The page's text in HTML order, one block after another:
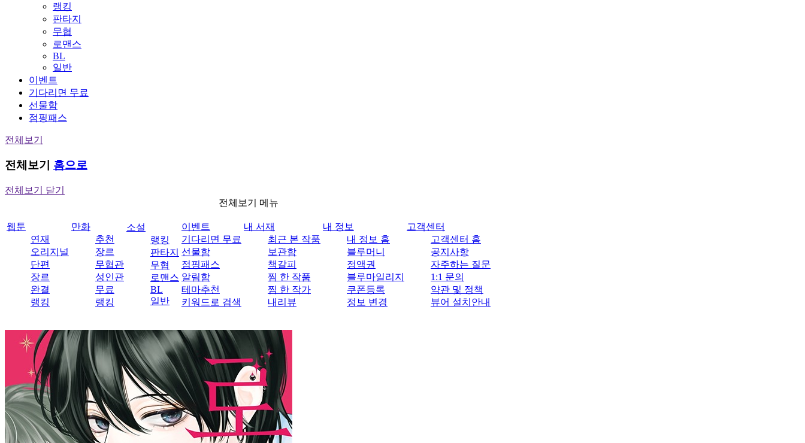
랭킹
판타지
무협
로맨스
BL
일반
이벤트
기다리면 무료
선물함
점핑패스
전체보기
전체보기 홈으로
전체보기 닫기
전체보기 메뉴
웹툰
연재
오리지널
단편
장르
완결
랭킹
만화
추천
장르
무협관
성인관
무료
랭킹
소설
랭킹
판타지
무협
로맨스
BL
일반
이벤트
기다리면 무료
선물함
점핑패스
알림함
테마추천
키워드로 검색
내 서재
최근 본 작품
보관함
책갈피
찜 한 작품
찜 한 작가
내리뷰
내 정보
내 정보 홈
블루머니
정액권
블루마일리지
쿠폰등록
정보 변경
고객센터
고객센터 홈
공지사항
자주하는 질문
1:1 문의
약관 및 정책
뷰어 설치안내